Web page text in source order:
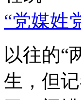
“党媒姓
以往的“
生，但